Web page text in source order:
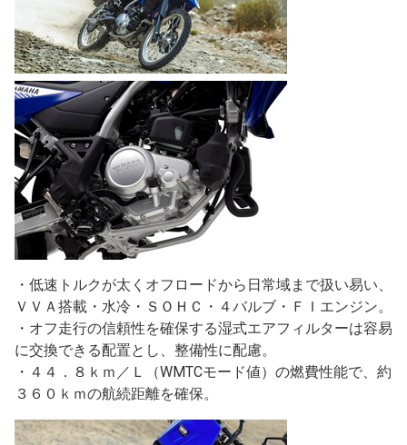
・低速トルクが太くオフロードから日常域まで扱い易い、
ＶＶＡ搭載・水冷・ＳＯＨＣ・４バルブ・ＦＩエンジン。
・オフ走行の信頼性を確保する湿式エアフィルターは容易
に交換できる配置とし、整備性に配慮。
・４４．８ｋｍ／Ｌ（WMTCモード値）の燃費性能で、約
３６０ｋｍの航続距離を確保。